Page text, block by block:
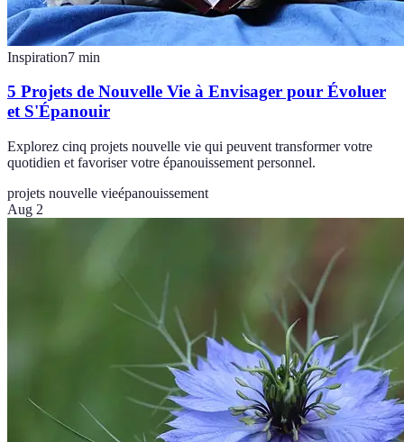
Inspiration7 min
5 Projets de Nouvelle Vie à Envisager pour Évoluer
et S'Épanouir
Explorez cinq projets nouvelle vie qui peuvent transformer votre
quotidien et favoriser votre épanouissement personnel.
projets nouvelle vieépanouissement
Aug 2